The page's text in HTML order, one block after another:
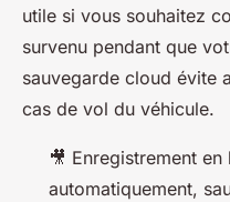
utile si vous souhaitez
survenu pendant que
sauvegarde cloud évite
cas de vol du véhicule.
🎥 Enregistrement
automatiquement,